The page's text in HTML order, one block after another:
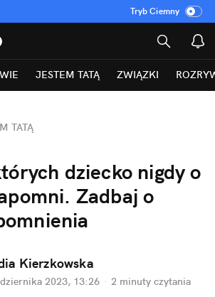
Tryb Ciemny
JESTEM TATĄ ZWIĄZKI
TATĄ
dziecko nigdy o
Zadbaj o
Kierzkowska
2023, 13:26 · 2 minuty czytania